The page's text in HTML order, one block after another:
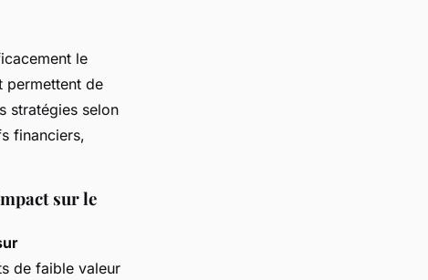
le
permettent de
stratégies selon
financiers,
sur le
de faible valeur